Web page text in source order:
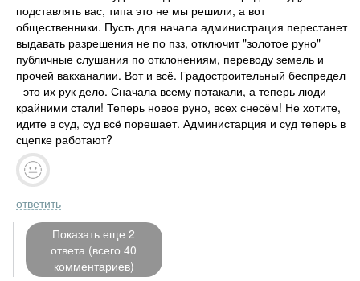
подставлять вас, типа это не мы решили, а вот
общественники. Пусть для начала администрация перестанет
выдавать разрешения не по пзз, отключит "золотое руно"
публичные слушания по отклонениям, переводу земель и
прочей вакханалии. Вот и всё. Градостроительный беспредел
- это их рук дело. Сначала всему потакали, а теперь люди
крайними стали! Теперь новое руно, всех снесём! Не хотите,
идите в суд, суд всё порешает. Администарция и суд теперь в
сцепке работают?
ответить
Показать еще 2
ответа (всего 40
комментариев)